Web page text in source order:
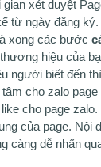
xét duyệt
từ ngày đăng ký.
xong các bước
hiệu của
người biết đến
cho zalo
cho page
của page. Nội
càng dễ nhấn